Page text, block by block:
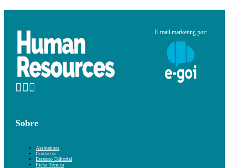
E-mail marketing por:
Sobre
Assinaturas
Contactos
Estatuto Editorial
Ficha Técnica